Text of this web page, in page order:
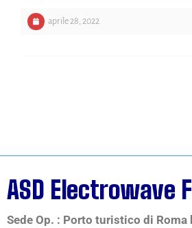
aprile 28, 2022
ASD Electrowave
Sede Op. : Porto turistico di Roma